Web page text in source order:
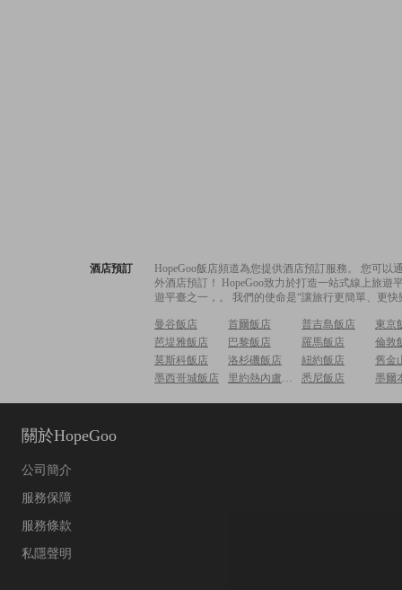
酒店預訂
HopeGoo飯店頻道為您提供酒店預訂服務。 您可
外酒店預訂！ HopeGoo致力於打造一站式線上旅
遊平臺之一，。 我們的使命是“讓旅行更簡單、更
曼谷飯店 首爾飯店 普吉島飯店
東京
芭堤雅飯店
巴黎飯店 羅馬飯店
倫敦
莫斯科飯店
洛杉磯飯店 紐約飯店
舊金
墨西哥城飯店
里約熱內盧飯店 悉尼飯店 墨爾
關於HopeGoo
公司簡介
服務保障
服務條款
私隱聲明